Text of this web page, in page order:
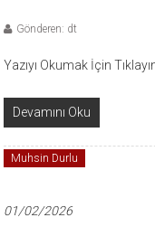
Gönderen: dt
Yazıyı Okumak İçin
Devamını Oku
Muhsin Durlu
01/02/2026